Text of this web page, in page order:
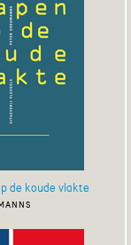
de koude vlakte